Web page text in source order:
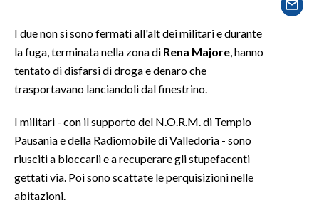
SARDI NEL MONDO
#CARAUNIONE
INSULARITÀ
I due non si sono fermati all'alt dei militari e durante
la fuga, terminata nella zona di Rena Majore , hanno
tentato di disfarsi di droga e denaro che
trasportavano lanciandoli dal finestrino.
I militari - con il supporto del N.O.R.M. di Tempio
Pausania e della Radiomobile di Valledoria - sono
riusciti a bloccarli e a recuperare gli stupefacenti
gettati via. Poi sono scattate le perquisizioni nelle
abitazioni.